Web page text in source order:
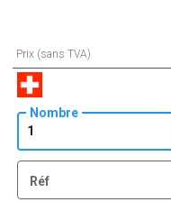
Prix (sans TVA)
Nombre
Réf